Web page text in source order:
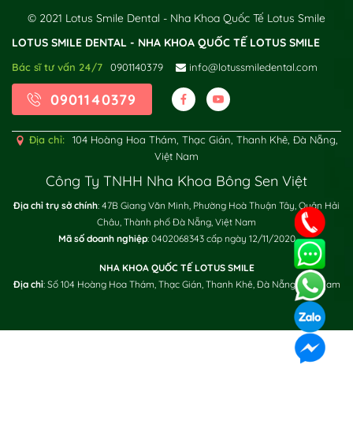
© 2021 Lotus Smile Dental - Nha Khoa Quốc Tế Lotus Smile
LOTUS SMILE DENTAL - NHA KHOA QUỐC TẾ LOTUS SMILE
Bác sĩ tư vấn 24/7 0901140379 info@lotussmiledental.com
0901140379
Địa chỉ:
104 Hoàng Hoa Thám, Thạc Gián, Thanh Khê, Đà Nẵng,
Việt Nam
Công Ty TNHH Nha Khoa Bông Sen Việt
Địa chỉ trụ sở chính: 47B Giang Văn Minh, Phường Hoà Thuận Tây, Quận Hải
Châu, Thành phố Đà Nẵng, Việt Nam
Mã số doanh nghiệp: 0402068343 cấp ngày 12/11/2020
NHA KHOA QUỐC TẾ LOTUS SMILE
Địa chỉ: Số 104 Hoàng Hoa Thám, Thạc Gián, Thanh Khê, Đà Nẵng, Việt Nam
XÁC NHẬN / SEND